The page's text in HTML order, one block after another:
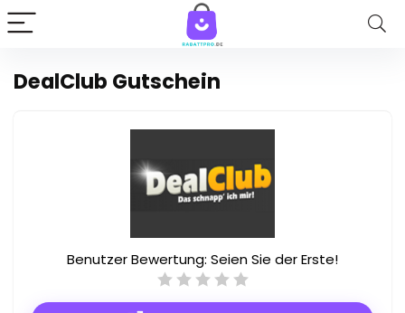
DealClub Gutschein
Benutzer Bewertung: Seien Sie der Erste!